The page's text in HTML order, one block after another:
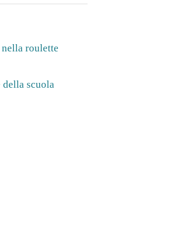
roulette
della scuola